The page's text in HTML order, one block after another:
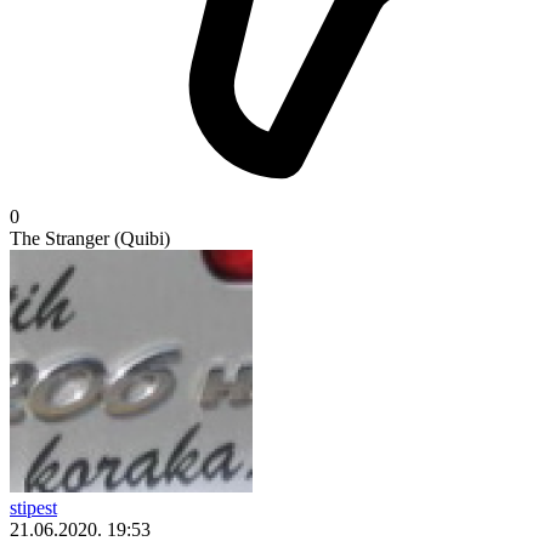
0
The Stranger (Quibi)
stipest
21.06.2020. 19:53